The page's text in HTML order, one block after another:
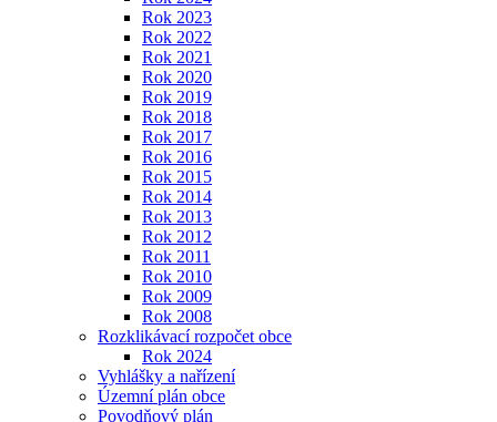
Rok 2023
Rok 2022
Rok 2021
Rok 2020
Rok 2019
Rok 2018
Rok 2017
Rok 2016
Rok 2015
Rok 2014
Rok 2013
Rok 2012
Rok 2011
Rok 2010
Rok 2009
Rok 2008
Rozklikávací rozpočet obce
Rok 2024
Vyhlášky a nařízení
Územní plán obce
Povodňový plán